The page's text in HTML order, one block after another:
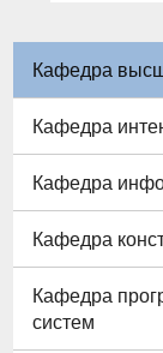
Кафедра
Кафедра
Кафедра
Кафедра
Кафедра
систем